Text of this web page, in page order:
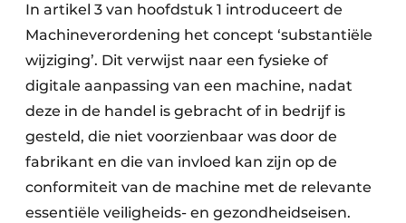
In artikel 3 van hoofdstuk 1 introduceert de
Machineverordening het concept ‘substantiële
wijziging’. Dit verwijst naar een fysieke of
digitale aanpassing van een machine, nadat
deze in de handel is gebracht of in bedrijf is
gesteld, die niet voorzienbaar was door de
fabrikant en die van invloed kan zijn op de
conformiteit van de machine met de relevante
essentiële veiligheids- en gezondheidseisen.